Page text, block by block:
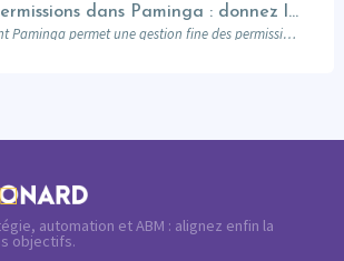
Gestion des permissions dans Paminga : donnez les bons droits aux bonnes personnes
Découvrez comment Paminga permet une gestion fine des permissions : rôles, équipes, workspaces et contrôle au niveau des champs. Sécurisez votre marketing automation.
automation et ABM : alignez enfin la
objectifs.